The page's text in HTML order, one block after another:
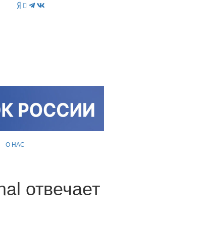
О НАС
отвечает